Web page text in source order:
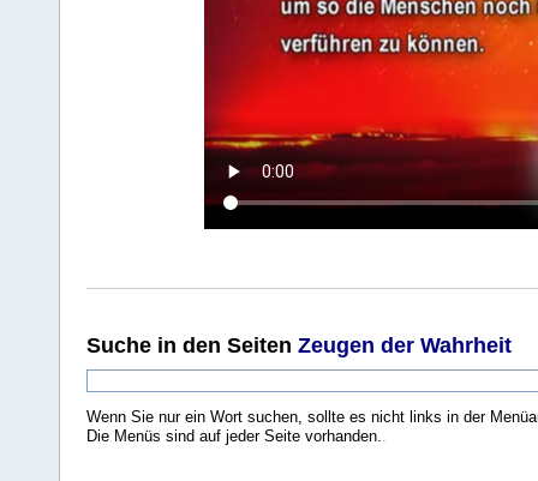
Suche in den Seiten Zeugen der Wahrheit
Wenn Sie nur ein Wort suchen, sollte es nicht links in der
Die Menüs sind auf jeder Seite vorhanden..